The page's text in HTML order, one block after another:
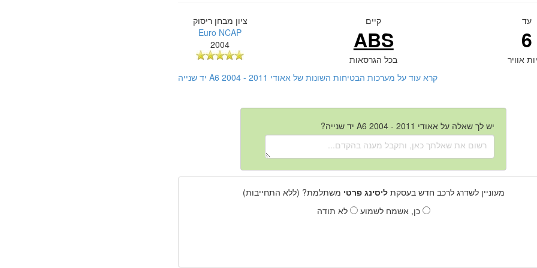
עד
6
אוויר
קיים
ABS
בכל הגרסאות
ציון מבחן ריסוק
Euro NCAP
2004
קרא עוד על מערכות הבטיחות השונות של אאודי A6 2004 - 2011 יד שנייה
יש לך שאלה על אאודי A6 2004 - 2011 יד שנייה?
מעוניין לשדרג לרכב חדש בעסקתליסינג פרטי משתלמת? (ללא התחייבות)
כן, אשמח לשמוע
לא תודה